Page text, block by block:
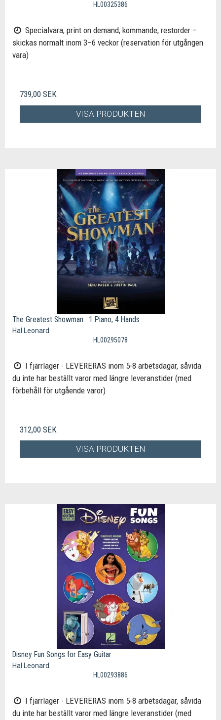
HL00325386
Specialvara, print on demand, kommande, restorder –
skickas normalt inom 3–6 veckor (reservation för utgången
vara)
739,00 SEK
VISA PRODUKTEN
The Greatest Showman : 1 Piano, 4 Hands
Hal Leonard
HL00295078
I fjärrlager - LEVERERAS inom 5-8 arbetsdagar, såvida
du inte har beställt varor med längre leveranstider (med
förbehåll för utgående varor)
312,00 SEK
VISA PRODUKTEN
Disney Fun Songs for Easy Guitar
Hal Leonard
HL00293886
I fjärrlager - LEVERERAS inom 5-8 arbetsdagar, såvida
du inte har beställt varor med längre leveranstider (med